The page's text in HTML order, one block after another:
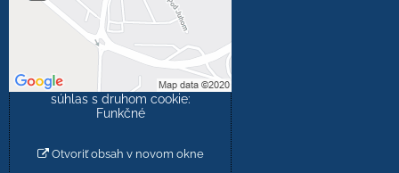
obsah?
Povoliť tentokrát
Povoliť a zapamätať -
súhlas s druhom cookie:
Funkčné
Otvoriť obsah v novom okne